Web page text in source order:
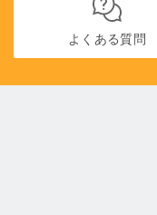
よくある質問